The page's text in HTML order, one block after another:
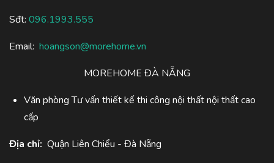
Sđt: 096.1993.555
Email: hoangson@morehome.vn
MOREHOME ĐÀ NẴNG
Văn phòng Tư vấn thiết kế thi công nội thất nội thất cao
cấp
Địa chỉ: Quận Liên Chiểu - Đà Nẵng